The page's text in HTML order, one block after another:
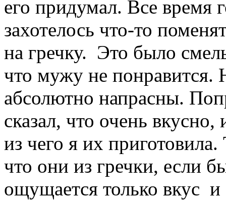
его придумал. Все время
захотелось что-то
на гречку. Это было
что мужу не
абсолютно напрасны.
сказал, что очень
из чего я их
что они из гречки, если
ощущается только вкус и